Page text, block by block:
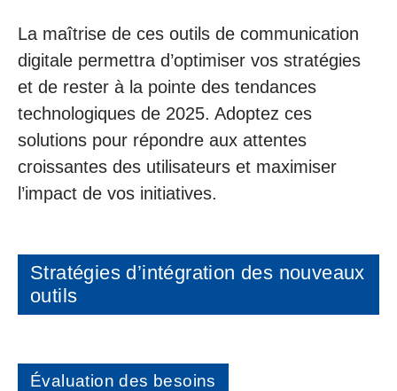
La maîtrise de ces outils de communication
digitale permettra d’optimiser vos stratégies
et de rester à la pointe des tendances
technologiques de 2025. Adoptez ces
solutions pour répondre aux attentes
croissantes des utilisateurs et maximiser
l’impact de vos initiatives.
Stratégies d’intégration des nouveaux
outils
Évaluation des besoins